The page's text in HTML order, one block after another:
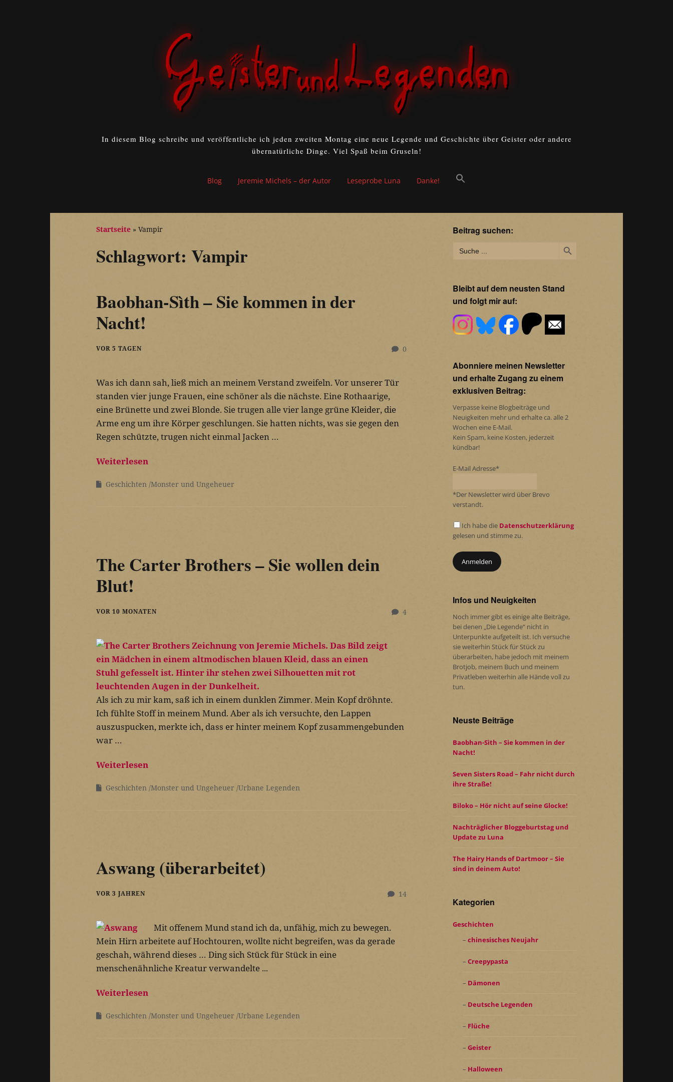
In diesem Blog schreibe und veröffentliche ich jeden zweiten Montag eine neue Legende und Geschichte über Geister oder andere
übernatürliche Dinge. Viel Spaß beim Gruseln!
Blog Jeremie Michels – der Autor Leseprobe Luna Danke!
Startseite » Vampir
Schlagwort: Vampir
Baobhan-Sìth – Sie kommen in der
Nacht!
0
VOR 5 TAGEN
Was ich dann sah, ließ mich an meinem Verstand zweifeln. Vor unserer Tür
standen vier junge Frauen, eine schöner als die nächste. Eine Rothaarige,
eine Brünette und zwei Blonde. Sie trugen alle vier lange grüne Kleider, die
Arme eng um ihre Körper geschlungen. Sie hatten nichts, was sie gegen den
Regen schützte, trugen nicht einmal Jacken …
Weiterlesen
Geschichten Monster und Ungeheuer
The Carter Brothers – Sie wollen dein
Blut!
4
VOR 10 MONATEN
Als ich zu mir kam, saß ich in einem dunklen Zimmer. Mein Kopf dröhnte.
Ich fühlte Stoff in meinem Mund. Aber als ich versuchte, den Lappen
auszuspucken, merkte ich, dass er hinter meinem Kopf zusammengebunden
war …
Weiterlesen
Geschichten Monster und Ungeheuer Urbane Legenden
Aswang (überarbeitet)
14
VOR 3 JAHREN
Mit offenem Mund stand ich da, unfähig, mich zu bewegen.
Mein Hirn arbeitete auf Hochtouren, wollte nicht begreifen, was da gerade
geschah, während dieses … Ding sich Stück für Stück in eine
menschenähnliche Kreatur verwandelte ...
Weiterlesen
Geschichten Monster und Ungeheuer Urbane Legenden
Beitrag suchen:
for:
Bleibt auf dem neusten Stand
und folgt mir auf:
Abonniere meinen Newsletter
und erhalte Zugang zu einem
exklusiven Beitrag:
Verpasse keine Blogbeiträge und
Neuigkeiten mehr und erhalte ca. alle 2
Wochen eine E-Mail.
Kein Spam, keine Kosten, jederzeit
kündbar!
E-Mail Adresse*
*Der Newsletter wird über Brevo
verstandt.
Ich habe die Datenschutzerklärung
gelesen und stimme zu.
Infos und Neuigkeiten
Noch immer gibt es einige alte Beiträge,
bei denen „Die Legende“ nicht in
Unterpunkte aufgeteilt ist. Ich versuche
sie weiterhin Stück für Stück zu
überarbeiten, habe jedoch mit meinem
Brotjob, meinem Buch und meinem
Privatleben weiterhin alle Hände voll zu
tun.
Neuste Beiträge
Baobhan-Sìth – Sie kommen in der
Nacht!
Seven Sisters Road – Fahr nicht durch
ihre Straße!
Biloko – Hör nicht auf seine Glocke!
Nachträglicher Bloggeburtstag und
Update zu Luna
The Hairy Hands of Dartmoor – Sie
sind in deinem Auto!
Kategorien
Geschichten
chinesisches Neujahr
Creepypasta
Dämonen
Deutsche Legenden
Flüche
Geister
Halloween